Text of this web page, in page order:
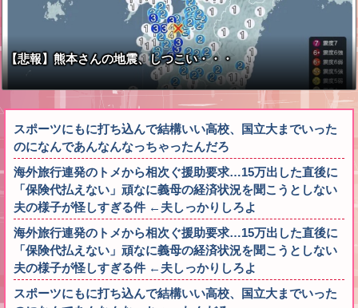
【悲報】熊本さんの地震、しつこい・・・
スポーツにもに打ち込んで結構いい高校、国立大までいった
のになんであんなんなっちゃったんだろ
海外旅行連発のトメから相次ぐ援助要求…15万出した直後に
「保険代払えない」頑なに義母の経済状況を聞こうとしない
夫の様子が怪しすぎる件 ←夫しっかりしろよ
海外旅行連発のトメから相次ぐ援助要求…15万出した直後に
「保険代払えない」頑なに義母の経済状況を聞こうとしない
夫の様子が怪しすぎる件 ←夫しっかりしろよ
スポーツにもに打ち込んで結構いい高校、国立大までいった